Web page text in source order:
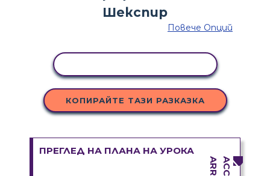
Повече Опций
КОПИРАЙТЕ ТАЗИ РАЗКАЗКА
ПРЕГЛЕД НА ПЛАНА НА УРОКА